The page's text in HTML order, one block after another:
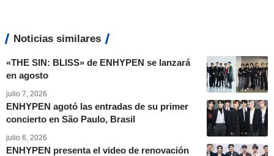
Noticias similares
«THE SIN: BLISS» de ENHYPEN se lanzará
en agosto
julio 7, 2026
ENHYPEN agotó las entradas de su primer
concierto en São Paulo, Brasil
julio 6, 2026
ENHYPEN presenta el video de renovación